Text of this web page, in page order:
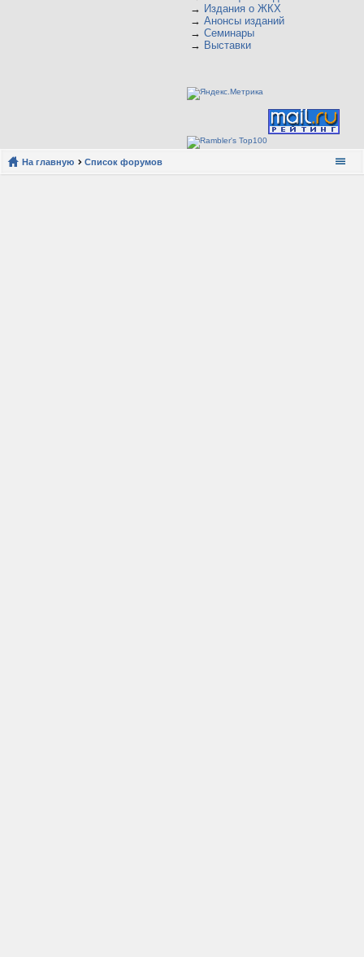
→ Издания о ЖКХ
→ Анонсы изданий
→ Семинары
→ Выставки
На главную Список форумов